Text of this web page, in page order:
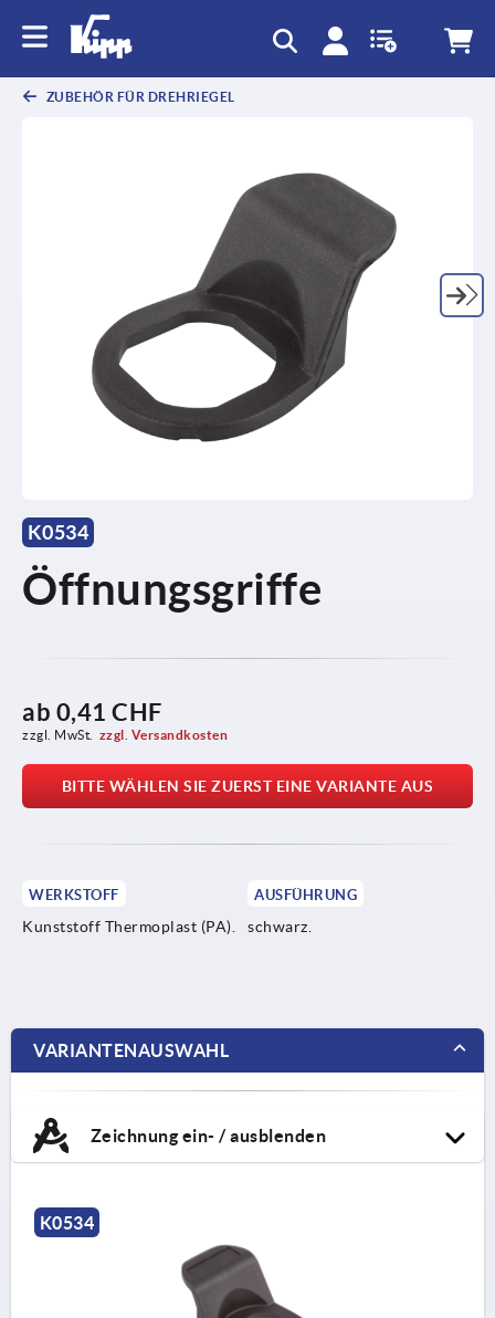
ZUBEHÖR FÜR DREHRIEGEL
K0534
Öffnungsgriffe
ab 0,41 CHF
zzgl. MwSt. zzgl. Versandkosten
BITTE WÄHLEN SIE ZUERST EINE VARIANTE AUS
WERKSTOFF
Kunststoff Thermoplast (PA).
AUSFÜHRUNG
schwarz.
VARIANTENAUSWAHL
Zeichnung ein- / ausblenden
K0534